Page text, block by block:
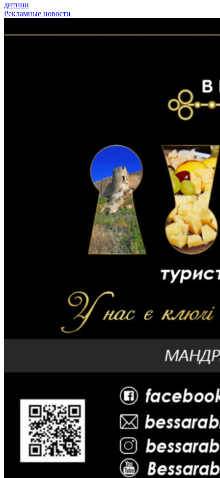
дитини
Рекламные новости